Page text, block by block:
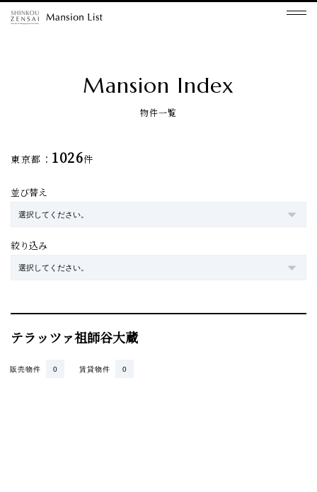
Mansion Index
物件一覧
東京都： 1026件
並び替え
絞り込み
テラッツァ祖師谷大蔵
賃貸物件 0
販売物件 0